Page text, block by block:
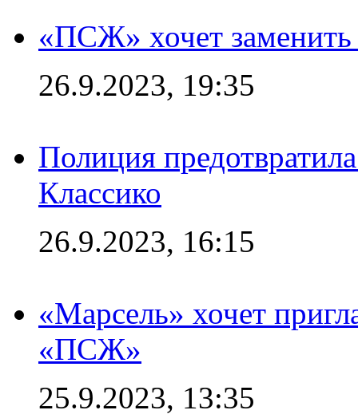
«ПСЖ» хочет
26.9.2023, 19:35
Полиция
Классико
26.9.2023, 16:15
«Марсель» хочет
«ПСЖ»
25.9.2023, 13:35